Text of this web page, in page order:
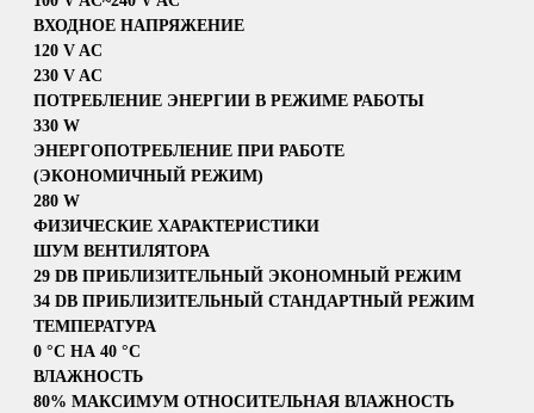
ВХОДНОЕ НАПРЯЖЕНИЕ
120 V AC
230 V AC
ПОТРЕБЛЕНИЕ ЭНЕРГИИ В РЕЖИМЕ РАБОТЫ
330 W
ЭНЕРГОПОТРЕБЛЕНИЕ ПРИ РАБОТЕ
(ЭКОНОМИЧНЫЙ РЕЖИМ)
280 W
ФИЗИЧЕСКИЕ ХАРАКТЕРИСТИКИ
ШУМ ВЕНТИЛЯТОРА
29 DB ПРИБЛИЗИТЕЛЬНЫЙ ЭКОНОМНЫЙ РЕЖИМ
34 DB ПРИБЛИЗИТЕЛЬНЫЙ СТАНДАРТНЫЙ РЕЖИМ
ТЕМПЕРАТУРА
0 °C НА 40 °C
ВЛАЖНОСТЬ
80% МАКСИМУМ ОТНОСИТЕЛЬНАЯ ВЛАЖНОСТЬ